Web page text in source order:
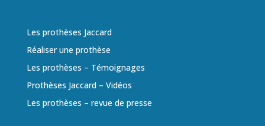
Les prothèses Jaccard
Réaliser une prothèse
Les prothèses – Témoignages
Prothèses Jaccard – Vidéos
Les prothèses – revue de presse